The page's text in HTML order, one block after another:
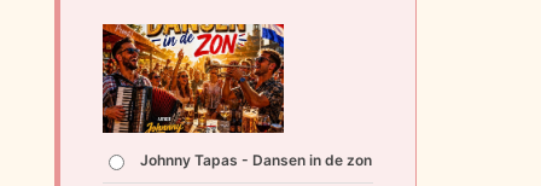
Johnny Tapas - Dansen in de zon